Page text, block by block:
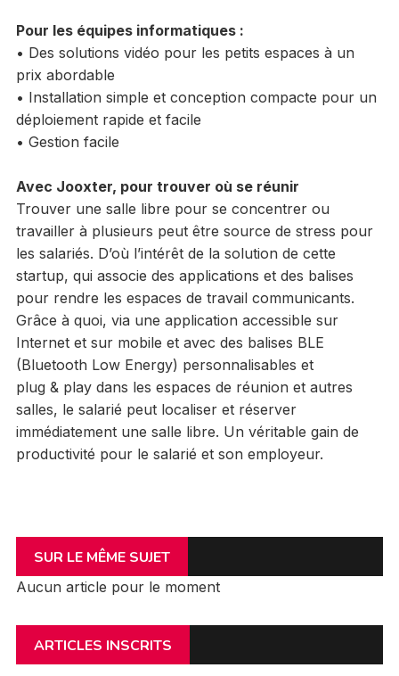
Pour les équipes informatiques :
• Des solutions vidéo pour les petits espaces à un
prix abordable
• Installation simple et conception compacte pour un
déploiement rapide et facile
• Gestion facile
Avec Jooxter, pour trouver où se réunir
Trouver une salle libre pour se concentrer ou
travailler à plusieurs peut être source de stress pour
les salariés. D’où l’intérêt de la solution de cette
startup, qui associe des applications et des balises
pour rendre les espaces de travail communicants.
Grâce à quoi, via une application accessible sur
Internet et sur mobile et avec des balises BLE
(Bluetooth Low Energy) personnalisables et
plug & play dans les espaces de réunion et autres
salles, le salarié peut localiser et réserver
immédiatement une salle libre. Un véritable gain de
productivité pour le salarié et son employeur.
SUR LE MÊME SUJET
Aucun article pour le moment
ARTICLES INSCRITS